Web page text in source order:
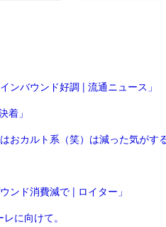
ンバウンド好調 | 流通ニュース」
着」
おカルト系（笑）は減った気がする
ンド消費減で | ロイター」
に向けて。